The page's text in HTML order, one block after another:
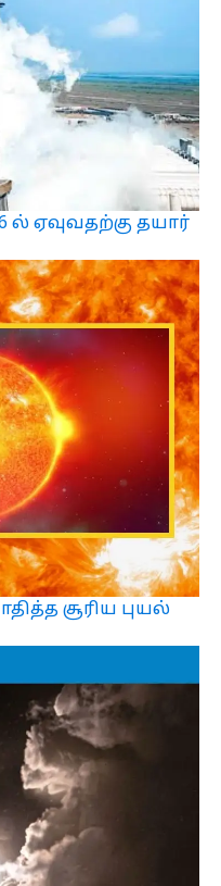
ஏவுவதற்கு தயார்
சூரிய புயல்